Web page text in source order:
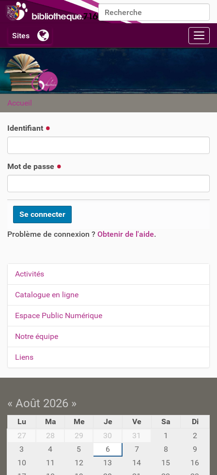
Chercher par
Recherche avancée…
Accueil
Identifiant
Mot de passe
Problème de connexion ? Obtenir de l'aide.
N
a
v
i
g
a
t
i
n
Activités
Catalogue en ligne
Espace Public Numérique
Notre équipe
Liens
« Août 2026 »
Lu Ma Me Je Ve Sa
Di
27
28 29 30 31 1
2
3
4 5 6 7 8
9
10
11 12 13 14 15
16